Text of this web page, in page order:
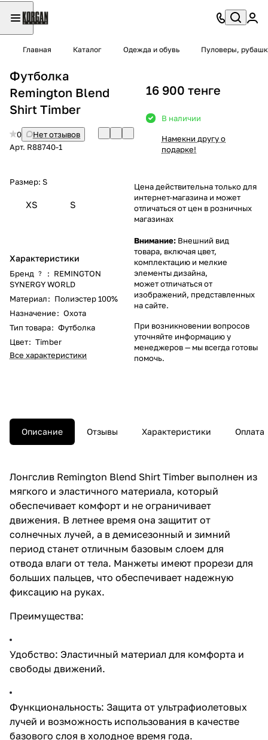
Главная Каталог Одежда и обувь Пуловеры,
Футболка
Remington Blend
Shirt Timber
0
Нет отзывов
Арт. R88740-1
Размер: S
XS S
Характеристики
Бренд ? : REMINGTON
SYNERGY WORLD
Материал: Полиэстер 100%
Назначение: Охота
Тип товара: Футболка
Цвет: Timber
Все характеристики
16 900 тенге
В наличии
Намекни другу о
подарке!
Цена действительна только для
интернет-магазина и может
отличаться от цен в розничных
магазинах
Внимание: Внешний вид
товара, включая цвет,
комплектацию и мелкие
элементы дизайна,
может отличаться от
изображений, представленных
на сайте.
При возникновении вопросов
уточняйте информацию у
менеджеров— мы всегда готовы
помочь.
Описание Отзывы Характеристики Оплата
Лонгслив Remington Blend Shirt Timber выполнен из
мягкого и эластичного материала, который
обеспечивает комфорт и не ограничивает
движения. В летнее время она защитит от
солнечных лучей, а в демисезонный и зимний
период станет отличным базовым слоем для
отвода влаги от тела. Манжеты имеют прорези для
больших пальцев, что обеспечивает надежную
фиксацию на руках.
Преимущества:
Удобство: Эластичный материал для комфорта и
свободы движений.
Функциональность: Защита от ультрафиолетовых
лучей и возможность использования в качестве
базового слоя в холодное время года.